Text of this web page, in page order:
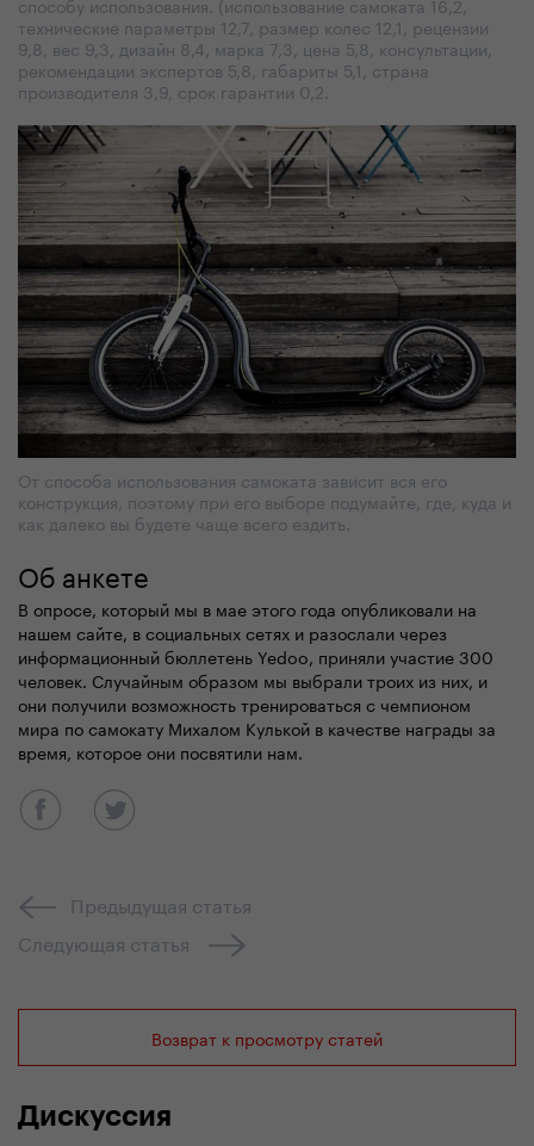
способу использования. (использование самоката 16,2,
технические параметры 12,7, размер колес 12,1, рецензии
9,8, вес 9,3, дизайн 8,4, марка 7,3, цена 5,8, консультации,
рекомендации экспертов 5,8, габариты 5,1, страна
производителя 3,9, срок гарантии 0,2.
От способа использования самоката зависит вся его
конструкция, поэтому при его выборе подумайте, где, куда и
как далеко вы будете чаще всего ездить.
Об анкете
В опросе, который мы в мае этого года опубликовали на
нашем сайте, в социальных сетях и разослали через
информационный бюллетень Yedoo, приняли участие 300
человек. Случайным образом мы выбрали троих из них, и
они получили возможностьтренироваться с чемпионом
мира посамокату Михалом Кулькой в качестве награды за
время, которое они посвятили нам.
Предыдущая статья
Следующая статья
Возврат к просмотру статей
Дискуссия